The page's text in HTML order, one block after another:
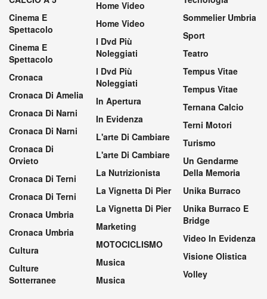
Cinema E
Spettacolo
Cinema E
Spettacolo
Cronaca
Cronaca Di Amelia
Cronaca Di Narni
Cronaca Di Narni
Cronaca Di
Orvieto
Cronaca Di Terni
Cronaca Di Terni
Cronaca Umbria
Cronaca Umbria
Cultura
Culture
Sotterranee
Home Video
Home Video
I Dvd Più
Noleggiati
I Dvd Più
Noleggiati
In Apertura
In Evidenza
L'arte Di Cambiare
L'arte Di Cambiare
La Nutrizionista
La Vignetta Di Pier
La Vignetta Di Pier
Marketing
MOTOCICLISMO
Musica
Musica
Sommelier Umbria
Sport
Teatro
Tempus Vitae
Tempus Vitae
Ternana Calcio
Terni Motori
Turismo
Un Gendarme
Della Memoria
Unika Burraco
Unika Burraco E
Bridge
Video In Evidenza
Visione Olistica
Volley